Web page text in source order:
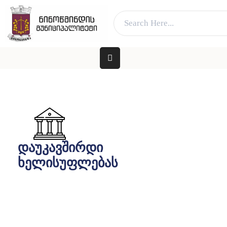
ᲛᲗᲐᲕᲐᲠᲘ
ᲐᲓᲒᲘᲚᲝᲑᲠᲘᲕᲘ
ᲮᲔᲚᲘᲡᲣᲤᲚᲔᲑᲐ
ᲛᲔᲠᲘᲐ
ᲓᲐ
დაუკავშირდი
ხელისუფლებას
ვებ გვერდი მუშაობს სატესტო რეჟიმში